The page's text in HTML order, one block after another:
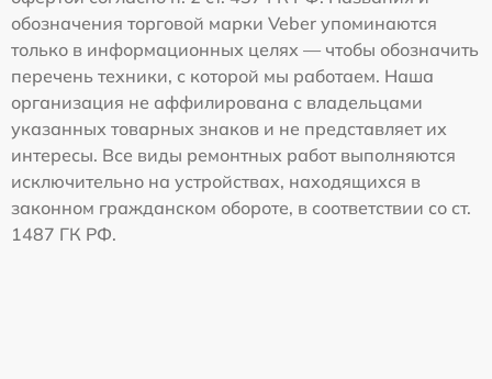
обозначения торговой марки Veber упоминаются
только в информационных целях — чтобы обозначить
перечень техники, с которой мы работаем. Наша
организация не аффилирована с владельцами
указанных товарных знаков и не представляет их
интересы. Все виды ремонтных работ выполняются
исключительно на устройствах, находящихся в
законном гражданском обороте, в соответствии со ст.
1487 ГК РФ.